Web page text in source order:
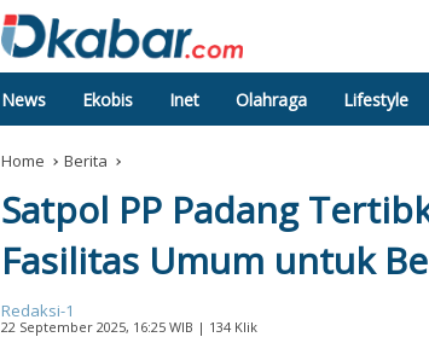
News Ekobis Inet Olahraga Lifestyle
Home Berita
Satpol PP Padang
Fasilitas Umum untuk
Redaksi-1
22 September 2025, 16:25 WIB | 134 Klik